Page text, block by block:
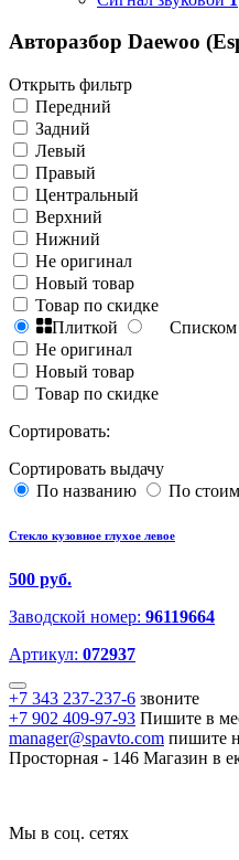
Авторазбор Daewoo
Открыть фильтр
Передний
Задний
Левый
Правый
Центральный
Верхний
Нижний
Не оригинал
Новый товар
Товар по скидке
Плиткой
Списком
Не оригинал
Новый товар
Товар по скидке
Сортировать:
Сортировать выдачу
По названию
По
Стекло кузовное глухое левое
500 руб.
Заводской номер: 96119664
Артикул: 072937
+7 343 237-237-6 звоните
+7 902 409-97-93 Пишите в
manager@spavto.com пишите
Просторная - 146 Магазин в
Мы в соц. сетях